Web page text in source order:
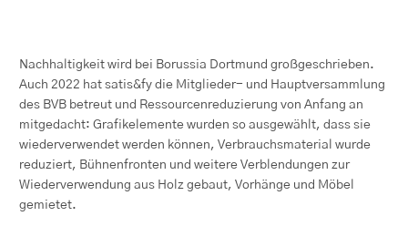
Nachhaltigkeit wird bei Borussia Dortmund großgeschrieben.
Auch 2022 hat satis&fy die Mitglieder- und Hauptversammlung
des BVB betreut und Ressourcenreduzierung von Anfang an
mitgedacht: Grafikelemente wurden so ausgewählt, dass sie
wiederverwendet werden können, Verbrauchsmaterial wurde
reduziert, Bühnenfronten und weitere Verblendungen zur
Wiederverwendung aus Holz gebaut, Vorhänge und Möbel
gemietet.